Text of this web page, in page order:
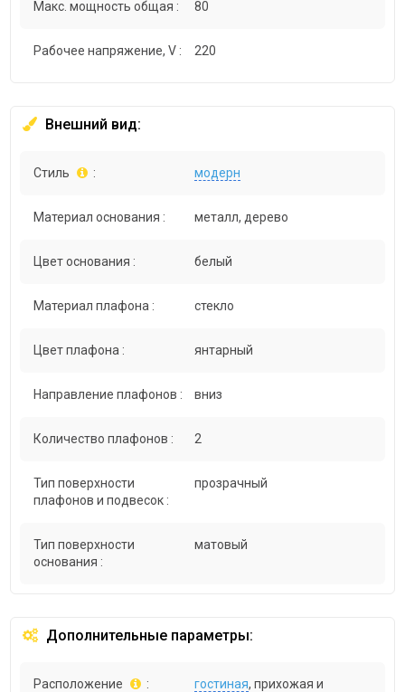
Макс. мощность общая : 80
Рабочее напряжение, V : 220
Внешний вид:
Стиль : модерн
Материал основания : металл, дерево
Цвет основания : белый
Материал плафона : стекло
Цвет плафона : янтарный
Направление плафонов : вниз
Количество плафонов : 2
Тип поверхности
плафонов и подвесок :
прозрачный
Тип поверхности
основания :
матовый
Дополнительные параметры:
Расположение : гостиная, прихожая и